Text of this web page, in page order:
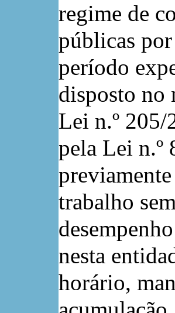
regime de
públicas
período
disposto no
Lei n.º 205/
pela Lei n.º
trabalho
nesta
horário,